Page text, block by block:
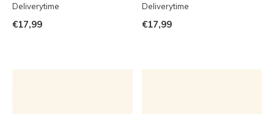
Deliverytime
€17,99
Deliverytime
€17,99